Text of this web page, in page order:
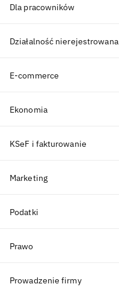
Dla pracowników
Działalność nierejestrowana
E-commerce
Ekonomia
KSeF i fakturowanie
Marketing
Podatki
Prawo
Prowadzenie firmy